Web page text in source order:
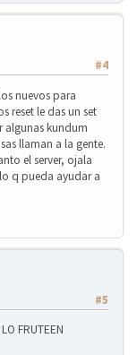
#4
nuevos para
reset le das un set
algunas kundum
llaman a la gente.
el server, ojala
q pueda ayudar a
#5
FRUTEEN
❄